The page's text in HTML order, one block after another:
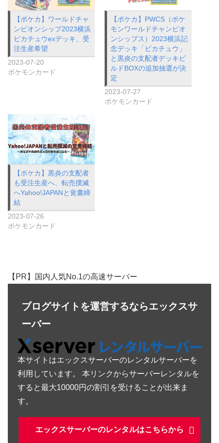
【ポケカ】ワールドチャ
ンピオンシップ2023横浜
ピカチュウexデッキ、受
注生産希望
2023-07-20
ポケモンカード
【ポケカ】PWCS（ポケ
モンワールドチャンピオ
ンシップス）2023横浜記
念デッキ「ピカチュウ」
と黒炎の支配者デッキビ
ルドBOXの追加抽選が決
定
2023-07-27
ポケモンカード
【ポケカ】黒炎の支配者
も受注生産へ、転売撲滅
へYahoo!JAPANと覚書締
結
2023-07-26
ポケモンカード
【PR】国内人気No.1の高速サーバー
ブログサイトを運営するならエックスサ
ーバー
本サイトはエックスサーバーのレンタルサーバーを
利用しています。 本リンクからサーバーレンタルを
すると最大10000円の割引を受けることが出来ま
す。
エックスサーバーのレンタルはこちらから